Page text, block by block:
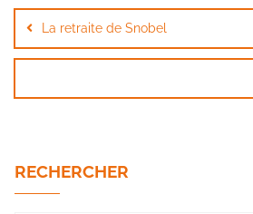
de
l’article
La retraite de Snobel
RECHERCHER